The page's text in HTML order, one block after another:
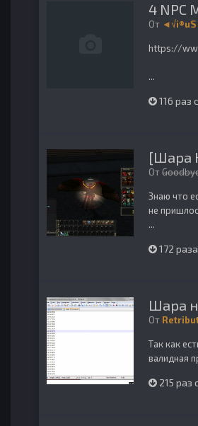
4 NPC
От
https://
...
116 раз
[Шара
От
Знаю что
не
...
172
Шара
От
Так как
валидная
215 раз